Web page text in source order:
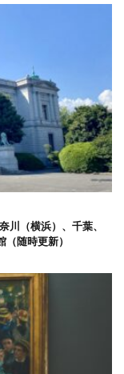
（横浜）、千葉、
随時更新）